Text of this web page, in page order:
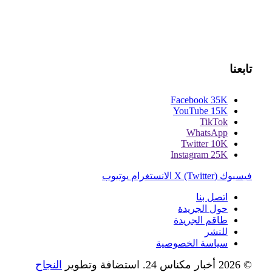
تابعنا
Facebook 35K
YouTube 15K
TikTok
WhatsApp
Twitter 10K
Instagram 25K
فيسبوك X (Twitter) الانستغرام يوتيوب
اتصل بنا
حول الجريدة
طاقم الجريدة
للنشر
سياسة الخصوصية
© 2026 أخبار مكناس 24. استضافة وتطوير
النجاح